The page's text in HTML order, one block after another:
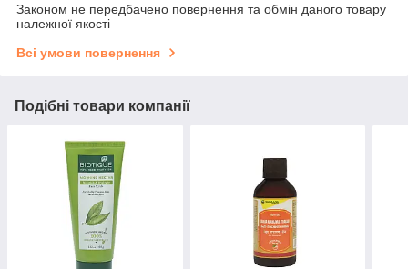
Законом не передбачено повернення та обмін даного товару
належної якості
Всі умови повернення
Подібні товари компанії